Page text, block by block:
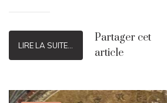
LIRE LA SUITE...
Partager cet
article